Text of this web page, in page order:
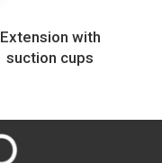
Extension with
suction cups